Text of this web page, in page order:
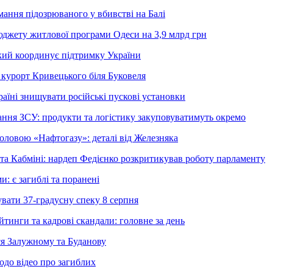
підозрюваного у вбивстві на Балі
житлової програми Одеси на 3,9 млрд грн
координує підтримку України
Кривецького біля Буковеля
знищувати російські пускові установки
ЗСУ: продукти та логістику закуповуватимуть окремо
«Нафтогазу»: деталі від Железняка
Кабміні: нардеп Федієнко розкритикував роботу парламенту
є загиблі та поранені
37-градусну спеку 8 серпня
та кадрові скандали: головне за день
Залужному та Буданову
відео про загиблих